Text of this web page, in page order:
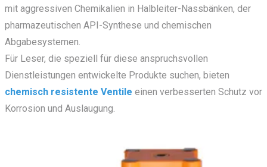
mit aggressiven Chemikalien in Halbleiter-Nassbänken, der
pharmazeutischen API-Synthese und chemischen
Abgabesystemen.
Für Leser, die speziell für diese anspruchsvollen
Dienstleistungen entwickelte Produkte suchen, bieten
chemisch resistente Ventile einen verbesserten Schutz vor
Korrosion und Auslaugung.